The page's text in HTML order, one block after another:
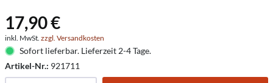
17,90 €
inkl. MwSt. zzgl. Versandkosten
Sofort lieferbar. Lieferzeit 2-4 Tage.
Artikel-Nr.: 921711